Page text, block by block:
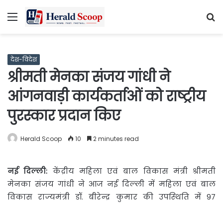
Menu
देश-विदेश
श्रीमती मेनका संजय गांधी ने
आंगनवाड़ी कार्यकर्ताओं को राष्‍ट्रीय
पुरस्‍कार प्रदान किए
Herald Scoop 10 2 minutes read
नई दिल्ली: केंद्रीय महिला एवं बाल विकास मंत्री श्रीमती
मेनका संजय गांधी ने आज नई दिल्‍ली में महिला एवं बाल
विकास राज्‍यमंत्री डॉ. बीरेन्‍द्र कुमार की उपस्‍थिति में 97